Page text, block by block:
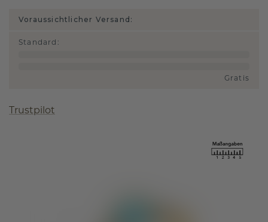
Voraussichtlicher Versand:
Standard :
Gratis
Trustpilot